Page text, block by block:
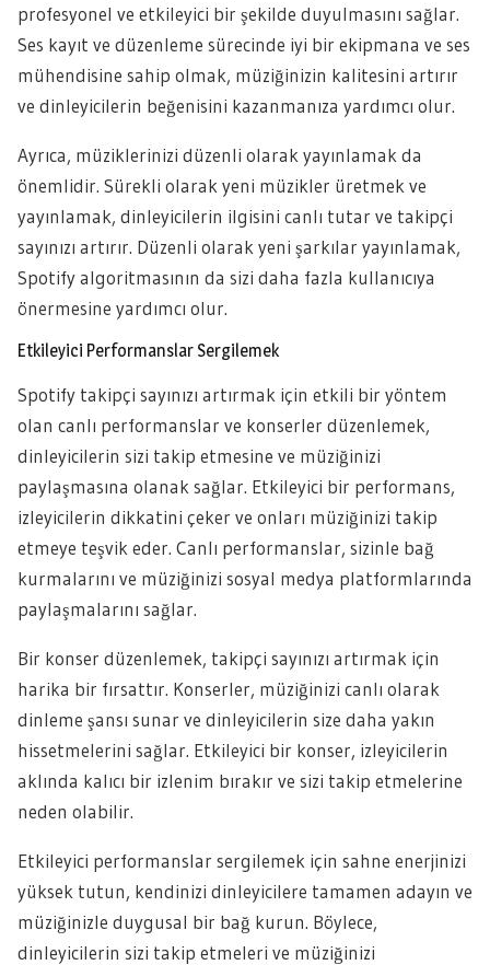
profesyonel ve etkileyici bir şekilde duyulmasını sağlar.
Ses kayıt ve düzenleme sürecinde iyi bir ekipmana ve ses
mühendisine sahip olmak, müziğinizin kalitesini artırır
ve dinleyicilerin beğenisini kazanmanıza yardımcı olur.
Ayrıca, müziklerinizi düzenli olarak yayınlamak da
önemlidir. Sürekli olarak yeni müzikler üretmek ve
yayınlamak, dinleyicilerin ilgisini canlı tutar ve takipçi
sayınızı artırır. Düzenli olarak yeni şarkılar yayınlamak,
Spotify algoritmasının da sizi daha fazla kullanıcıya
önermesine yardımcı olur.
Etkileyici Performanslar Sergilemek
Spotify takipçi sayınızı artırmak için etkili bir yöntem
olan canlı performanslar ve konserler düzenlemek,
dinleyicilerin sizi takip etmesine ve müziğinizi
paylaşmasına olanak sağlar. Etkileyici bir performans,
izleyicilerin dikkatini çeker ve onları müziğinizi takip
etmeye teşvik eder. Canlı performanslar, sizinle bağ
kurmalarını ve müziğinizi sosyal medya platformlarında
paylaşmalarını sağlar.
Bir konser düzenlemek, takipçi sayınızı artırmak için
harika bir fırsattır. Konserler, müziğinizi canlı olarak
dinleme şansı sunar ve dinleyicilerin size daha yakın
hissetmelerini sağlar. Etkileyici bir konser, izleyicilerin
aklında kalıcı bir izlenim bırakır ve sizi takip etmelerine
neden olabilir.
Etkileyici performanslar sergilemek için sahne enerjinizi
yüksek tutun, kendinizi dinleyicilere tamamen adayın ve
müziğinizle duygusal bir bağ kurun. Böylece,
dinleyicilerin sizi takip etmeleri ve müziğinizi